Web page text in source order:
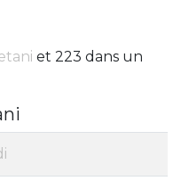
et 223 dans un